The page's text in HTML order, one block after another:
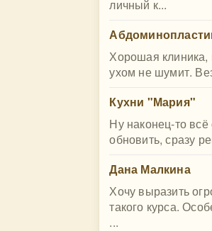
личный к...
Хорошая клиника,
ухом не шумит.
Кухни "Мария"
Ну наконец-то
обновить, сразу
Дана Малкина
Хочу выразить
такого курса.
...